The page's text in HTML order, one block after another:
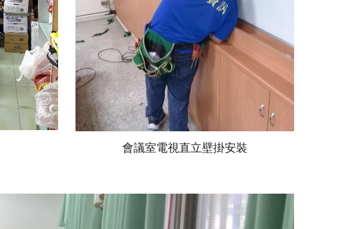
會議室電視直立壁掛安裝